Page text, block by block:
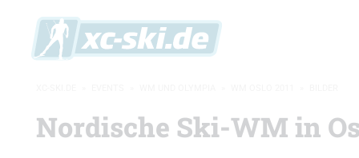
Nordische Ski-WM in